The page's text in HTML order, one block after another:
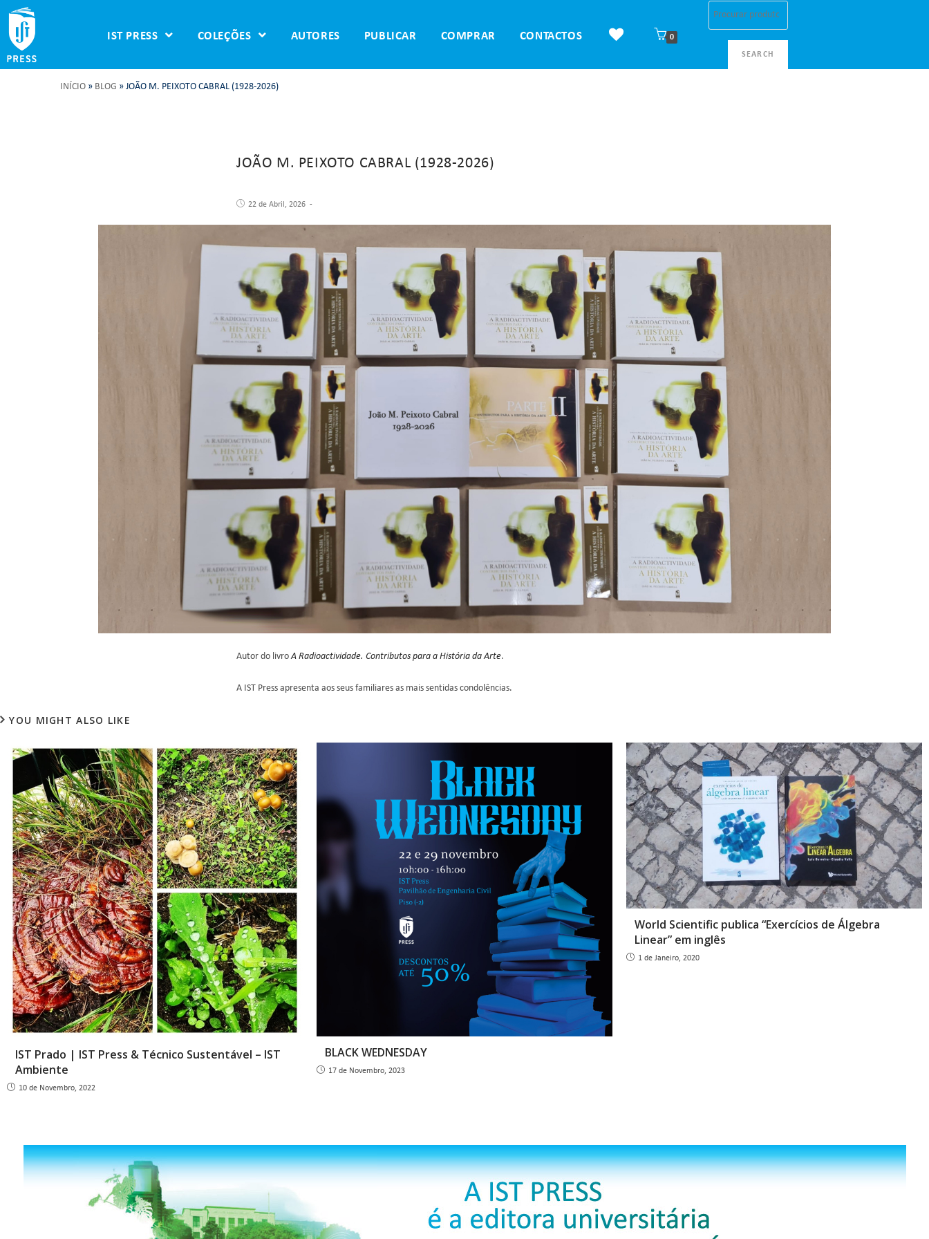
IST PRESS COLEÇÕES AUTORES PUBLICAR COMPRAR CONTACTOS 0
SEARCH
INÍCIO » BLOG » JOÃO M. PEIXOTO CABRAL (1928-2026)
JOÃO M. PEIXOTO CABRAL (1928-2026)
22 de Abril, 2026
Autor do livroA Radioactividade. Contributos para a História da Arte.
A IST Press apresenta aos seus familiares as mais sentidas condolências.
YOU MIGHT ALSO LIKE
IST Prado | IST Press & Técnico Sustentável – IST
Ambiente
10 de Novembro, 2022
BLACK WEDNESDAY
17 de Novembro, 2023
World Scientific publica “Exercícios de Álgebra
Linear” em inglês
1 de Janeiro, 2020